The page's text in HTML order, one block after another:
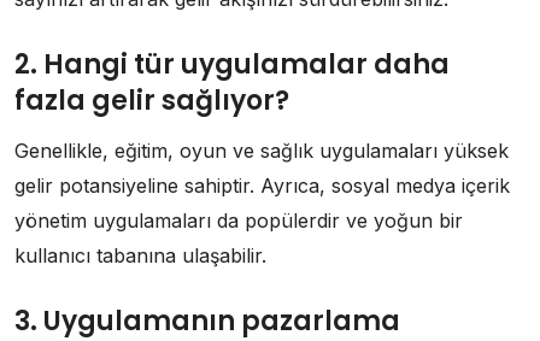
2. Hangi tür uygulamalar daha
fazla gelir sağlıyor?
Genellikle, eğitim, oyun ve sağlık uygulamaları yüksek
gelir potansiyeline sahiptir. Ayrıca, sosyal medya içerik
yönetim uygulamaları da popülerdir ve yoğun bir
kullanıcı tabanına ulaşabilir.
3. Uygulamanın pazarlama